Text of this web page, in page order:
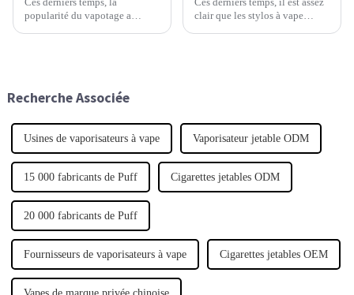
popularité du vapotage a
clair que les stylos à vape
Recherche Associée
Usines de vaporisateurs à vape Vaporisateur jetable ODM
15 000 fabricants de Puff Cigarettes jetables ODM
20 000 fabricants de Puff
Fournisseurs de vaporisateurs à vape Cigarettes jetables OEM